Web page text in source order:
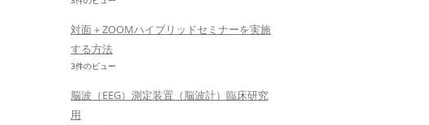
対面＋ZOOMハイブリッドセミナーを実施
する方法
3件のビュー
脳波（EEG）測定装置（脳波計）臨床研究
用